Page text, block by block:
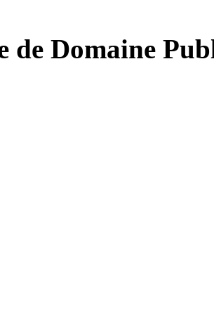
de Domaine